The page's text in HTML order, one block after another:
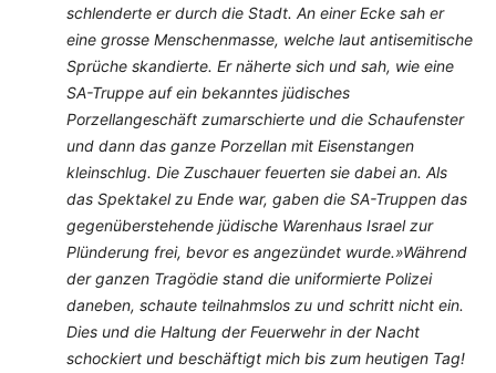
schlenderte er durch die Stadt. An einer Ecke sah er
eine grosse Menschenmasse, welche laut antisemitische
Sprüche skandierte. Er näherte sich und sah, wie eine
SA-Truppe auf ein bekanntes jüdisches
Porzellangeschäft zumarschierte und die Schaufenster
und dann das ganze Porzellan mit Eisenstangen
kleinschlug. Die Zuschauer feuerten sie dabei an. Als
das Spektakel zu Ende war, gaben die SA-Truppen das
gegenüberstehende jüdische Warenhaus Israel zur
Plünderung frei, bevor es angezündet wurde.»Während
der ganzen Tragödie stand die uniformierte Polizei
daneben, schaute teilnahmslos zu und schritt nicht ein.
Dies und die Haltung der Feuerwehr in der Nacht
schockiert und beschäftigt mich bis zum heutigen Tag!